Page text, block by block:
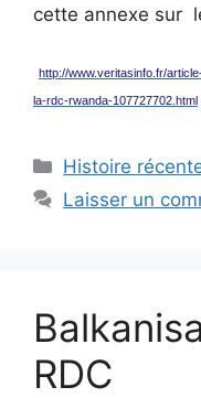
cette annexe sur
http://www.veritasinfo.fr/
la-rdc-rwanda-107727702.html
Catégories
Histoire
Laisser un
RDC